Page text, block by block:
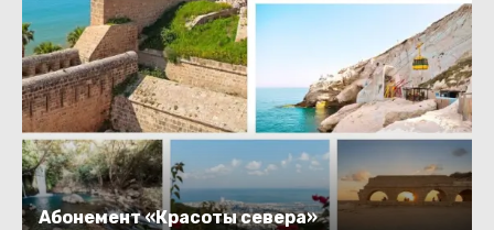
Абонемент «Красоты севера»